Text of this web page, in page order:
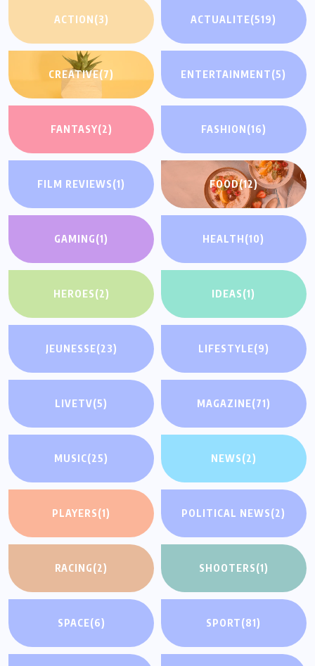
ACTION(3) ACTUALITE(519)
CREATIVE(7) ENTERTAINMENT(5)
FANTASY(2) FASHION(16)
FILM REVIEWS(1) FOOD(12)
GAMING(1) HEALTH(10)
HEROES(2) IDEAS(1)
JEUNESSE(23) LIFESTYLE(9)
LIVETV(5) MAGAZINE(71)
MUSIC(25) NEWS(2)
PLAYERS(1) POLITICAL NEWS(2)
RACING(2) SHOOTERS(1)
SPACE(6) SPORT(81)